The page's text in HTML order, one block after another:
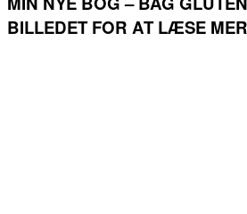
BILLEDET FOR AT LÆSE